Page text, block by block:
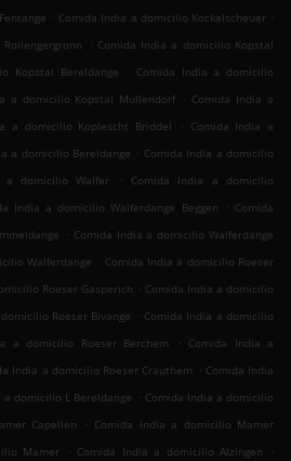
. Comida India a domicilio Kockelscheuer .
. Comida India a domicilio Kopstal
Kopstal Bereldange . Comida India a domicilio
a domicilio Kopstal Mullendorf . Comida India a
a domicilio Koplescht Briddel . Comida India a
a domicilio Bereldange . Comida India a domicilio
a domicilio Walfer .
Comida India a domicilio
India a domicilio Walferdange Beggen . Comida
. Comida India a domicilio Walferdange
Walferdange . Comida India a domicilio Roeser
Roeser Gasperich . Comida India a domicilio
Roeser Bivange . Comida India a domicilio
a domicilio Roeser Berchem . Comida India a
India a domicilio Roeser Crauthem . Comida India
a domicilio L Bereldange . Comida India a domicilio
Capellen . Comida India a domicilio Mamer
Mamer . Comida India a domicilio Alzingen
.